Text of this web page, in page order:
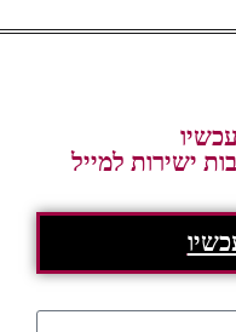
ישירות למייל